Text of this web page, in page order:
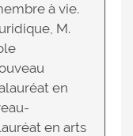
à vie.
M.
en
en arts